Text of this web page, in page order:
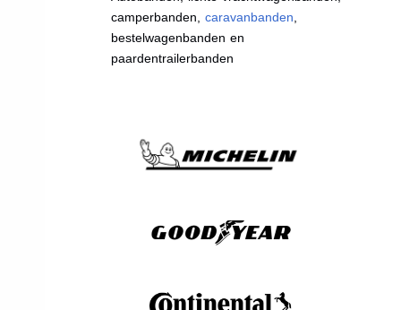
camperbanden, caravanbanden,
bestelwagenbanden en
paardentrailerbanden